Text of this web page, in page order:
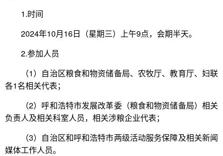
1.时间
2024年10月16日（星期三）上午9点，会期半天。
2.参加人员
（1）自治区粮食和物资储备局、农牧厅、教育厅、妇联
各1名相关代表；
（2）呼和浩特市发展改革委（粮食和物资储备局）相关
负责人及相关科室人员，相关涉粮企业代表；
（3）自治区和呼和浩特市两级活动服务保障及相关新闻
媒体工作人员。